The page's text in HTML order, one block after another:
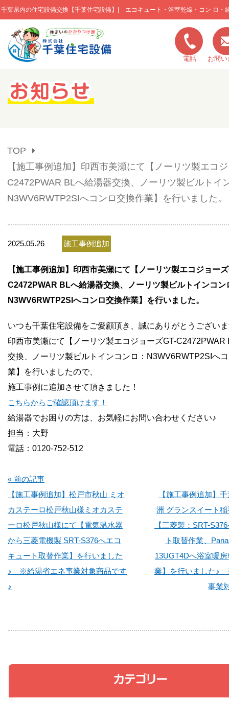
千葉県内の住宅設備交換【千葉住宅設備】| エコキュート・浴室乾燥・コン ロ・
このページの本文へ移動
電話 お問
キャンペーン一覧
弊社の特色
会社概要
TOP
【施工事例追加】印西市美瀬にて【ノーリツ製エコ
C2472PWAR BLへ給湯器交換、ノーリツ製ビルトイ
N3WV6RWTP2SIへコンロ交換作業】を行いました。
2025.05.26 施工事例追加
【施工事例追加】印西市美瀬にて【ノーリツ製エコジョー
C2472PWAR BLへ給湯器交換、ノーリツ製ビルトインコン
N3WV6RWTP2SIへコンロ交換作業】を行いました。
いつも千葉住宅設備をご愛顧頂き、誠にありがとうござい
印西市美瀬にて【ノーリツ製エコジョーズGT-C2472PWAR
交換、ノーリツ製ビルトインコンロ：N3WV6RWTP2SIへ
業】を行いましたので、
施工事例に追加させて頂きました！
こちらからご確認頂けます！
給湯器でお困りの方は、お気軽にお問い合わせください♪
担当：大野
電話：0120-752-512
« 前の記事
【施工事例追加】松戸市秋山 ミオ
カステーロ松戸秋山様ミオカステ
ーロ松戸秋山様にて【電気温水器
から三菱電機製 SRT-S376へエコ
キュート取替作業】を行いました
♪ ※給湯省エネ事業対象商品です
♪
【施工事例追加】
洲 グランスイート
【三菱製：SRT-
ト取替作業、
13UGT4Dへ浴室暖
業】を行いました♪
事業